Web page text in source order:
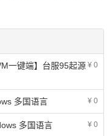
¥ 0
一键端】台服95起源
¥ 0
多国语言
¥ 0
多国语言